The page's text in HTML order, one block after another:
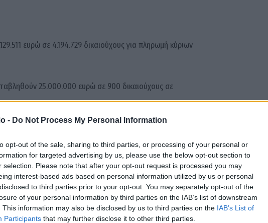
- Do Not Process My Personal Information
opt-out of the sale, sharing to third parties, or processing of your personal or
for targeted advertising by us, please use the below opt-out section to
selection. Please note that after your opt-out request is processed you may
interest-based ads based on personal information utilized by us or personal
to third parties prior to your opt-out. You may separately opt-out of the
of your personal information by third parties on the IAB’s list of downstream
This information may also be disclosed by us to third parties on the IAB’s List of
Participants that may further disclose it to other third parties.
ευρώ σε 4.194.729 δικαιούχους για πληρωμή κύριων
25.000.000 ευρώ σε 900 δικαιούχους σε
επιδομάτων ανεργίας και λοιπών επιδομάτων.
άδεια μητρότητας.
πλαίσιο επιδοτούμενων προγραμμάτων απασχόλησης.